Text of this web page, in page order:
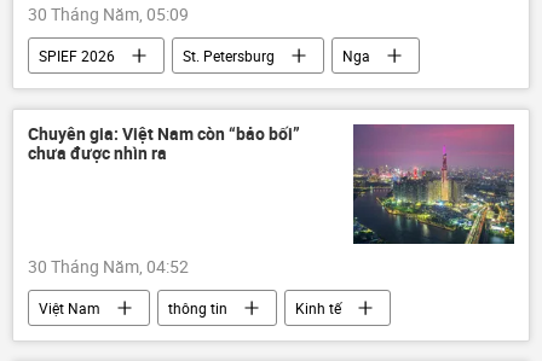
Samsung
30 Tháng Năm, 05:09
SPIEF 2026 St. Petersburg
Nga
Hoa Kỳ
Donald Trump
Thế giới
Vladimir Putin
Kinh tế
Chuyên gia: Việt Nam còn “bảo bối”
chưa được nhìn ra
30 Tháng Năm, 04:52
Việt Nam thông tin
Kinh tế
GDP
Chính phủ
ADB